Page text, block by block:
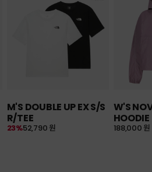
M'S DOUBLE UP EX S/S
R/TEE
52,790 원
23%
W'S
HOODIE
188,000 원